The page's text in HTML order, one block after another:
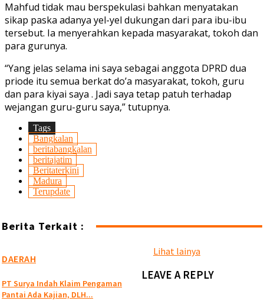
Mahfud tidak mau berspekulasi bahkan menyatakan
sikap paska adanya yel-yel dukungan dari para ibu-ibu
tersebut. Ia menyerahkan kepada masyarakat, tokoh dan
para gurunya.
“Yang jelas selama ini saya sebagai anggota DPRD dua
priode itu semua berkat do’a masyarakat, tokoh, guru
dan para kiyai saya . Jadi saya tetap patuh terhadap
wejangan guru-guru saya,” tutupnya.
Tags
Bangkalan
beritabangkalan
beritajatim
Beritaterkini
Madura
Terupdate
Berita Terkait :
DAERAH
PT Surya Indah Klaim Pengaman
Pantai Ada Kajian, DLH...
Lihat lainya
LEAVE A REPLY